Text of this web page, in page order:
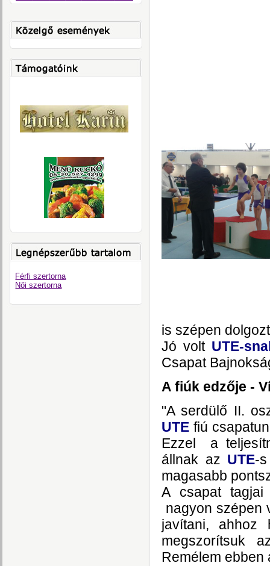
Férfi szertorna
Női szertorna
is szépen
Jó volt UTE-
Csapat
A fiúk edzője -
"A serdülő II.
UTE fiú
Ezzel a
állnak az UTE-
magasabb
A csapat tagjai
nagyon szépen
javítani, ahhoz
megszorítsuk
Remélem